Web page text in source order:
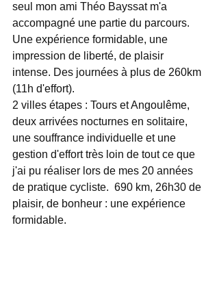
seul mon ami Théo Bayssat m'a
accompagné une partie du parcours.
Une expérience formidable, une
impression de liberté, de plaisir
intense. Des journées à plus de 260km
(11h d'effort).
2 villes étapes : Tours et Angoulême,
deux arrivées nocturnes en solitaire,
une souffrance individuelle et une
gestion d'effort très loin de tout ce que
j'ai pu réaliser lors de mes 20 années
de pratique cycliste.  690 km, 26h30 de
plaisir, de bonheur : une expérience
formidable.